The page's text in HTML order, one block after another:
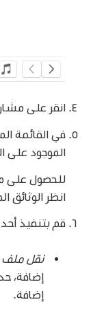
انقر على
في القائمة
الموجود على
للحصول على
انظر الوثائق
قم بتنفيذ أحد
نقل ملف
إضافة،
إضافة.